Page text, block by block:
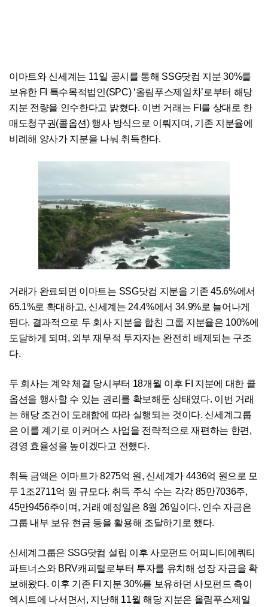
이마트와 신세계는 11일 공시를 통해 SSG닷컴 지분 30%를
보유한 FI 특수목적법인(SPC) ‘올림푸스제일차’로부터 해당
지분 전량을 인수한다고 밝혔다. 이번 거래는 FI를 상대로 한
매도청구권(콜옵션) 행사 방식으로 이뤄지며, 기존 지분율에
비례해 양사가 지분을 나눠 취득한다.
거래가 완료되면 이마트는 SSG닷컴 지분을 기존 45.6%에서
65.1%로 확대하고, 신세계는 24.4%에서 34.9%로 늘어나게
된다. 결과적으로 두 회사 지분을 합친 그룹 지분율은 100%에
도달하게 되며, 외부 재무적 투자자는 완전히 배제되는 구조
다.
두 회사는 계약 체결 당시부터 18개월 이후 FI 지분에 대한 콜
옵션을 행사할 수 있는 권리를 확보해둔 상태였다. 이번 거래
는 해당 조건이 도래함에 따라 실행되는 것이다. 신세계그룹
은 이를 계기로 이커머스 사업을 전략적으로 재편하는 한편,
경영 효율성을 높이겠다고 전했다.
취득 금액은 이마트가 8275억 원, 신세계가 4436억 원으로 모
두 1조2711억 원 규모다. 취득 주식 수는 각각 85만7036주,
45만9456주이며, 거래 예정일은 8월 26일이다. 인수 자금은
그룹 내부 보유 현금 등을 활용해 조달하기로 했다.
신세계그룹은 SSG닷컴 설립 이후 사모펀드 어피니티에쿼티
파트너스와 BRV캐피털로부터 투자를 유치해 성장 자금을 확
보해왔다. 이후 기존 FI 지분 30%를 보유하던 사모펀드 측이
엑시트에 나서면서, 지난해 11월 해당 지분은 올림푸스제일